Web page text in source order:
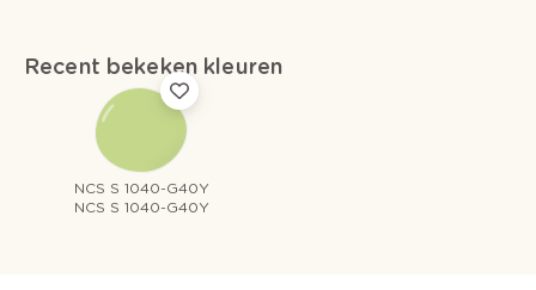
Recent bekeken kleuren
NCS S 1040-G40Y
NCS S 1040-G40Y